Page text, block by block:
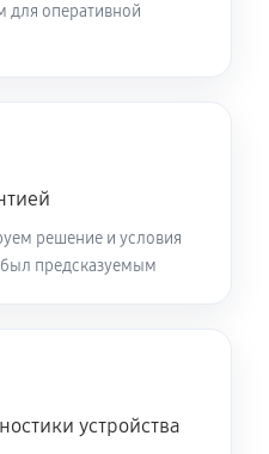
для оперативной
решение и условия
был предсказуемым
устройства